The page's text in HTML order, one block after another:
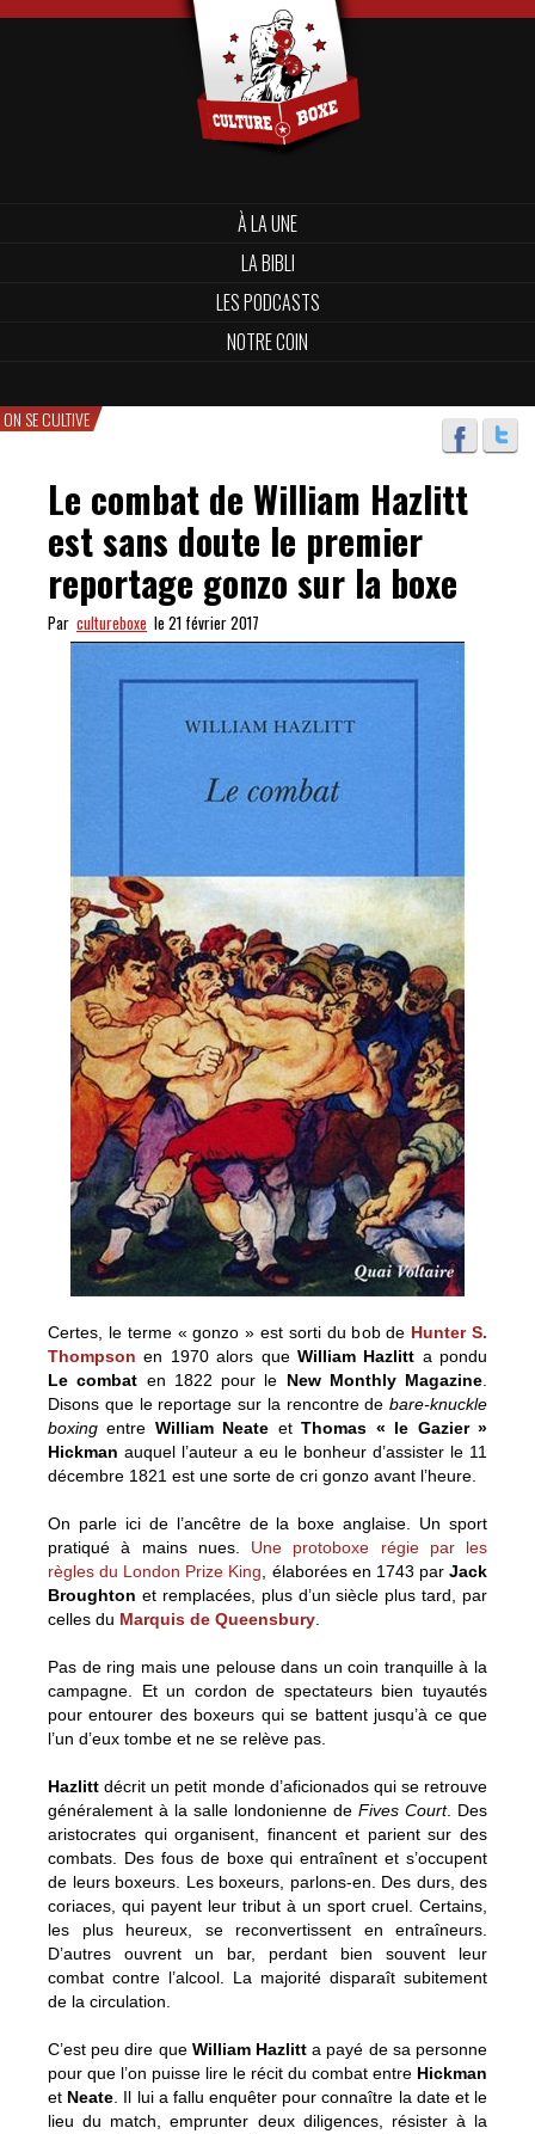
À LA UNE
LA BIBLI
LES PODCASTS
NOTRE COIN
ON SE CULTIVE
Le combat de William Hazlitt
est sans doute le premier
reportage gonzo sur la boxe
Par cultureboxe le 21 février 2017
Certes, le terme « gonzo » est sorti du bob de Hunter S.
Thompson en 1970 alors que William Hazlitt a pondu
Le combat en 1822 pour le New Monthly Magazine
Disons que le reportage sur la rencontre de bare-knuckle
boxing entre William Neate etThomas « le Gazier »
Hickman auquel l’auteur a eu le bonheur d’assister le 11
décembre 1821 est une sorte de cri gonzo avant l’heure.
On parle ici de l’ancêtre de la boxe anglaise. Un sport
pratiqué à mains nues. Une protoboxe régie par les
règles du London Prize King , élaborées en 1743 parJack
Broughton et remplacées, plus d’un siècle plus tard, par
celles du Marquis de Queensbury
Pas de ring mais une pelouse dans un coin tranquille à la
campagne. Et un cordon de spectateurs bien tuyautés
pour entourer des boxeurs qui se battent jusqu’à ce que
l’un d’eux tombe et ne se relève pas.
Hazlitt décrit un petit monde d’aficionados qui se retrouve
généralement à la salle londonienne de Fives Court. Des
aristocrates qui organisent, financent et parient sur des
combats. Des fous de boxe qui entraînent et s’occupent
de leurs boxeurs. Les boxeurs, parlons-en. Des durs, des
coriaces, qui payent leur tribut à un sport cruel. Certains,
les plus heureux, se reconvertissent en entraîneurs.
D’autres ouvrent un bar, perdant bien souvent leur
combat contre l’alcool. La majorité disparaît subitement
de la circulation.
C’est peu dire que William Hazlitt a payé de sa personne
pour que l’on puisse lire le récit du combat entre Hickman
et Neate . Il lui a fallu enquêter pour connaître la date et le
lieu du match, emprunter deux diligences, résister à la